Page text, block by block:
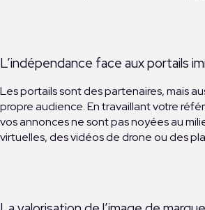
L’indépendance face aux portails
Les portails sont des partenaires, mais
propre audience. En travaillant votre
vos annonces ne sont pas noyées au
virtuelles, des vidéos de drone ou des